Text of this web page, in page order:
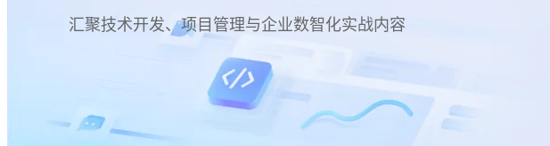
汇聚技术开发、项目管理与企业数智化实战内容